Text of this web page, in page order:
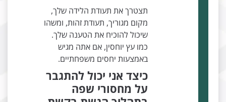
תצטרך את תעודת הלידה שלך,
מקום מגוריך, תעודת זהות, ומשהו
שיכול להוכיח את הטענה שלך.
כמו עץ יוחסין, אם אתה מגיש
באמצעות יחסים משפחתיים.
כיצד אני יכול להתגבר
על מחסורי שפה